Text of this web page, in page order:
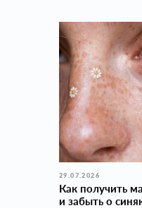
29.07.2026
Как получить
и забыть о